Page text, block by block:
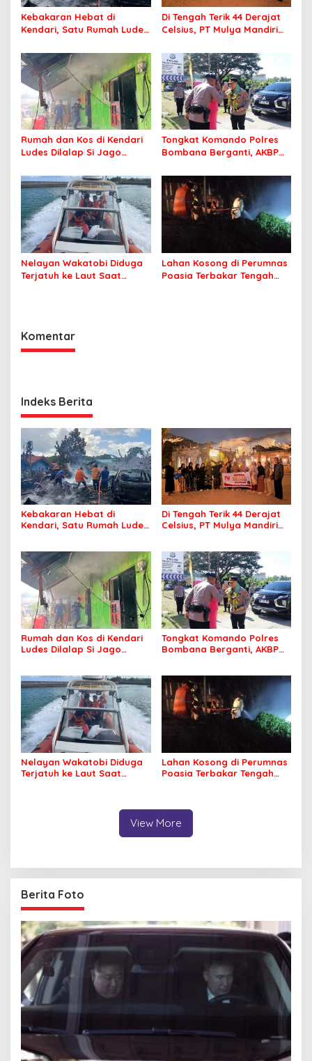
Kebakaran Hebat di
Kendari, Satu Rumah Ludes
Di Tengah Terik 44 Derajat
Celsius, PT Mulya Mandiri
Jamaah Tetap Sehat dan
Nyaman Beribadah
Rumah dan Kos di Kendari
Ludes Dilalap Si Jago
Tongkat Komando Polres
Bombana Berganti, AKBP
Kepolisian Bombana
Nelayan Wakatobi Diduga
Terjatuh ke Laut Saat
Lahan Kosong di Perumnas
Poasia Terbakar Tengah
Komentar
Indeks Berita
Kebakaran Hebat di
Kendari, Satu Rumah Ludes
Di Tengah Terik 44 Derajat
Celsius, PT Mulya Mandiri
Nyaman Beribadah
Rumah dan Kos di Kendari
Ludes Dilalap Si Jago
Tongkat Komando Polres
Bombana Berganti, AKBP
Nelayan Wakatobi Diduga
Terjatuh ke Laut Saat
Lahan Kosong di Perumnas
Poasia Terbakar Tengah
View More
Berita Foto